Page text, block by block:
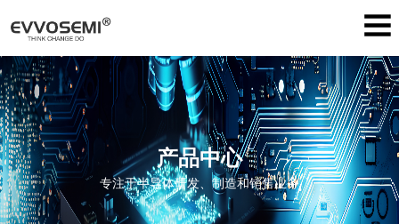
产品中心
专注于半导体研发、制造和销售业务